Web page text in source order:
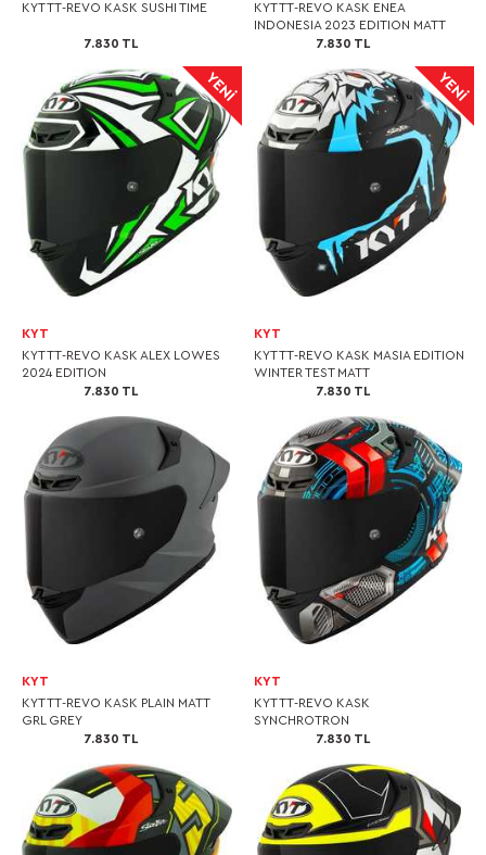
KYT TT-REVO KASK SUSHI TIME
7.830 TL
KYT TT-REVO KASK ENEA
INDONESIA 2023 EDITION MATT
7.830 TL
KYT
KYT TT-REVO KASK ALEX LOWES
2024 EDITION
7.830 TL
KYT
KYT TT-REVO KASK MASIA EDITION
WINTER TEST MATT
7.830 TL
KYT
KYT TT-REVO KASK PLAIN MATT
GRL GREY
7.830 TL
KYT
KYT TT-REVO KASK
SYNCHROTRON
7.830 TL